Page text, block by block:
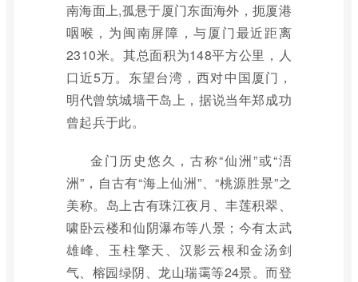
南海面上,孤悬于厦门东面海外，扼厦港
咽喉，为闽南屏障，与厦门最近距离
2310米。其总面积为148平方公里，人
口近5万。东望台湾，西对中国厦门，
明代曾筑城墙干岛上，据说当年郑成功
曾起兵于此。
金门历史悠久，古称“仙洲”或“浯
洲”，自古有“海上仙洲”、“桃源胜景”之
美称。岛上古有珠江夜月、丰莲积翠、
啸卧云楼和仙阴瀑布等八景；今有太武
雄峰、玉柱擎天、汉影云根和金汤剑
气、榕园绿阴、龙山瑞霭等24景。而登